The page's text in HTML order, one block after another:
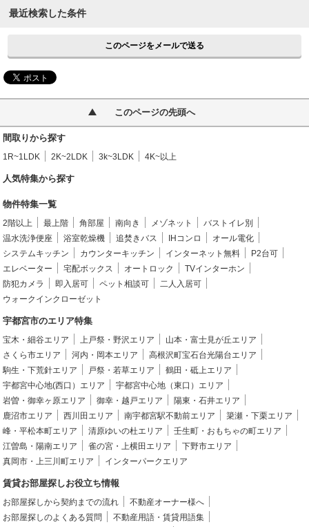
最近検索した条件
このページをメールで送る
このページの先頭へ
間取りから探す
1R~1LDK 2K~2LDK 3k~3LDK 4K~以上
人気特集から探す
物件特集一覧
2階以上 最上階 角部屋 南向き メゾネット
バストイレ別
温水洗浄便座
浴室乾燥機 追焚きバス IHコンロ
オール電化
システムキッチン
カウンターキッチン インターネット無料
P2台可
エレベーター
宅配ボックス オートロック
TVインターホン
防犯カメラ
即入居可 ペット相談可
二人入居可
ウォークインクローゼット
宇都宮市のエリア特集
宝木・細谷エリア 上戸祭・野沢エリア
山本・富士見が丘エリア
さくら市エリア
河内・岡本エリア
高根沢町宝石台光陽台エリア
駒生・下荒針エリア
戸祭・若草エリア
鶴田・砥上エリア
宇都宮中心地(西口）エリア
宇都宮中心地（東口）エリア
岩曽・御幸ヶ原エリア
御幸・越戸エリア
陽東・石井エリア
鹿沼市エリア
西川田エリア 南宇都宮駅不動前エリア
簗瀬・下栗エリア
峰・平松本町エリア
清原ゆいの杜エリア
壬生町・おもちゃの町エリア
江曽島・陽南エリア
雀の宮・上横田エリア
下野市エリア
真岡市・上三川町エリア
インターパークエリア
賃貸お部屋探しお役立ち情報
お部屋探しから契約までの流れ
不動産オーナー様へ
お部屋探しのよくある質問
不動産用語・賃貸用語集